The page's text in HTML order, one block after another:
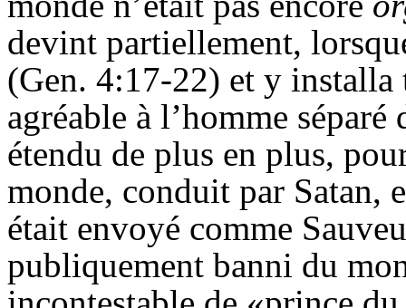
devint partiellement,
(Gen. 4:17-22) et y installa
agréable à l’homme séparé
étendu de plus en plus,
monde, conduit par Satan,
était envoyé comme
publiquement banni du